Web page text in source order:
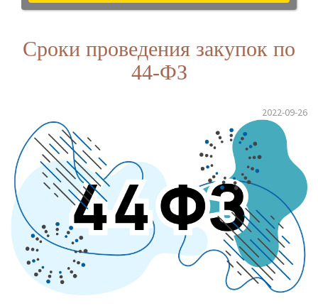
Сроки проведения закупок по
44-ФЗ
2022-09-26